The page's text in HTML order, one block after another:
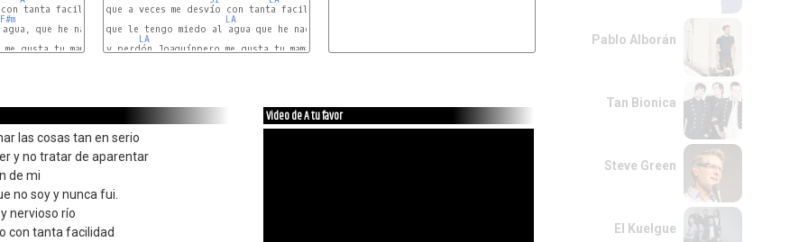
con tanta facilidad
F#m
que he nacido en nicaragua
gusta tu mamá.
que a veces me desvío con tanta facilidad
LA
que le tengo miedo al agua que he nacido en nicaragSa
LA
las cosas tan en serio
y no tratar de aparentar
de mi
no soy y nunca fui.
nervioso río
con tanta facilidad
Video de A tu favor
Pablo Alborán
Tan Bionica
Steve Green
El Kuelgue